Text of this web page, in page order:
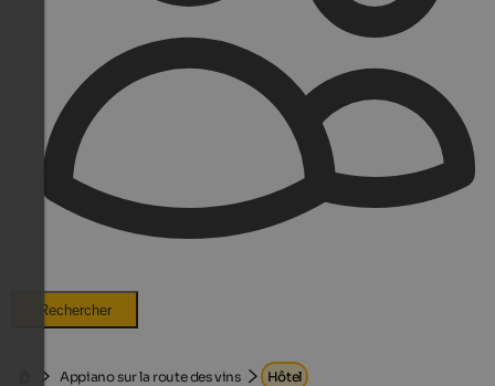
Rechercher
Appiano sur la route des vins Hôtel